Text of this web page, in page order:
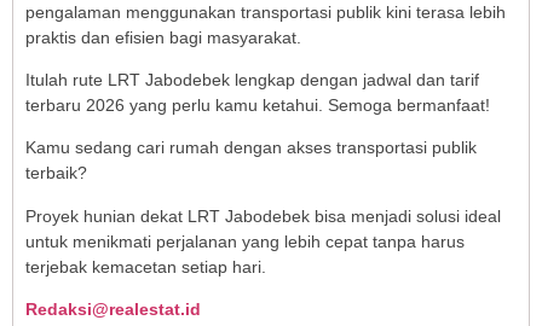
pengalaman menggunakan transportasi publik kini terasa lebih
praktis dan efisien bagi masyarakat.
Itulah rute LRT Jabodebek lengkap dengan jadwal dan tarif
terbaru 2026 yang perlu kamu ketahui. Semoga bermanfaat!
Kamu sedang cari rumah dengan akses transportasi publik
terbaik?
Proyek hunian dekat LRT Jabodebek bisa menjadi solusi ideal
untuk menikmati perjalanan yang lebih cepat tanpa harus
terjebak kemacetan setiap hari.
Redaksi@realestat.id